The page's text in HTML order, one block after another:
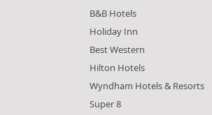
B&B Hotels
Holiday Inn
Best Western
Hilton Hotels
Wyndham Hotels & Resorts
Super 8